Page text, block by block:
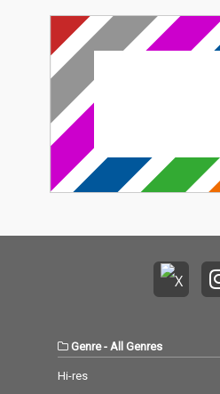
Genre- All Genres
Hi-res